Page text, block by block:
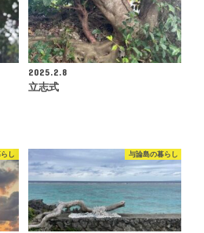
2025.2.8
立志式
し 与論島の暮らし